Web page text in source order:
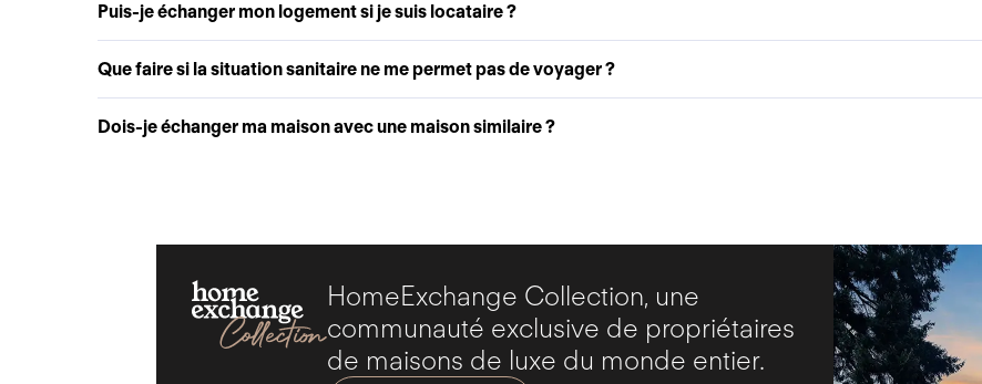
Puis-je échanger mon logement si je suis locataire ?
Que faire si la situation sanitaire ne me permet pas de voyager ?
Dois-je échanger ma maison avec une maison similaire ?
HomeExchange Collection, une
communauté exclusive de propriétaires
de maisons de luxe du monde entier.